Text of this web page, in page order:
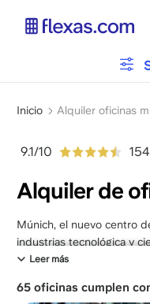
Sobrescribir
de
a
navegación
Inicio Alquiler oficinas
9.1/10
Alquiler de
Múnich, el nuevo centro
industrias tecnológica y
para alquilar su nueva
multinacionales que han
Leer más
Aparcamiento
Servicios
Por favor, elija el
65 oficinas cumplen